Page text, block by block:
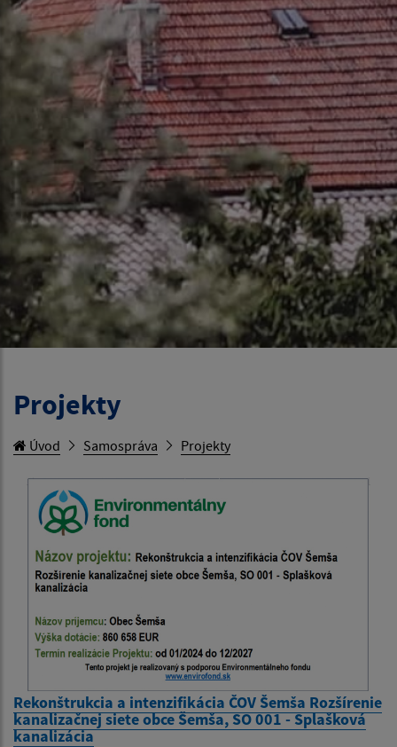
Projekty
Úvod Samospráva Projekty
Rekonštrukcia a intenzifikácia ČOV Šemša Rozšírenie
kanalizačnej siete obce Šemša, SO 001 - Splašková
kanalizácia